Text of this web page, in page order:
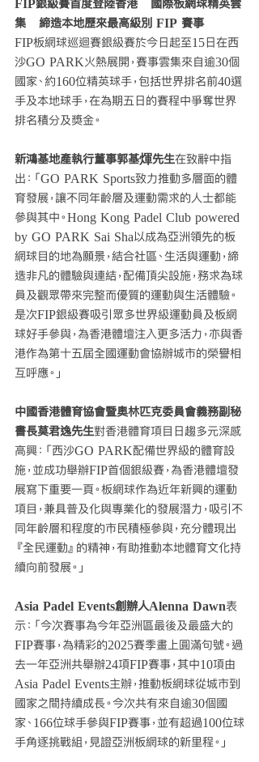
FIP銀級賽首度登陸香港　國際板網球精英雲
集　締造本地歷來最高級別 FIP 賽事
FIP板網球巡迴賽銀級賽於今日起至15日在西
沙GO PARK火熱展開，賽事雲集來自逾30個
國家、約160位精英球手，包括世界排名前40選
手及本地球手，在為期五日的賽程中爭奪世界
排名積分及獎金。
新鴻基地產執行董事郭基煇先生在致辭中指
出：「GO PARK Sports致力推動多層面的體
育發展，讓不同年齡層及運動需求的人士都能
參與其中。Hong Kong Padel Club powered
by GO PARK Sai Sha以成為亞洲領先的板
網球目的地為願景，結合社區、生活與運動，締
造非凡的體驗與連結，配備頂尖設施，務求為球
員及觀眾帶來完整而優質的運動與生活體驗。
是次FIP銀級賽吸引眾多世界級運動員及板網
球好手參與，為香港體壇注入更多活力，亦與香
港作為第十五屆全國運動會協辦城市的榮譽相
互呼應。」
中國香港體育協會暨奧林匹克委員會義務副秘
書長莫君逸先生對香港體育項目日趨多元深感
高興：「西沙GO PARK配備世界級的體育設
施，並成功舉辦FIP首個銀級賽，為香港體壇發
展寫下重要一頁。板網球作為近年新興的運動
項目，兼具普及化與專業化的發展潛力，吸引不
同年齡層和程度的市民積極參與，充分體現出
『全民運動』的精神，有助推動本地體育文化持
續向前發展。」
Asia Padel Events創辦人Alenna Dawn表
示：「今次賽事為今年亞洲區最後及最盛大的
FIP賽事，為精彩的2025賽季畫上圓滿句號。過
去一年亞洲共舉辦24項FIP賽事，其中10項由
Asia Padel Events主辦，推動板網球從城市到
國家之間持續成長。今次共有來自逾30個國
家、166位球手參與FIP賽事，並有超過100位球
手角逐挑戰組，見證亞洲板網球的新里程。」